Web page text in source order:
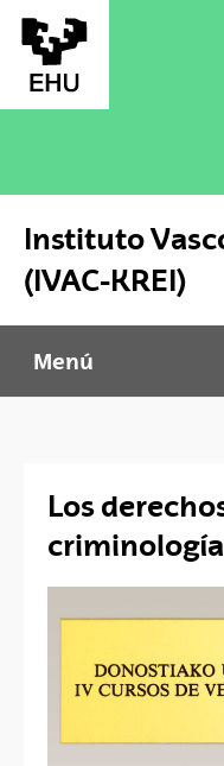
Saltar al contenido principal
Instituto
(IVAC-KREI)
Instituto Vasco de
Menú
Los